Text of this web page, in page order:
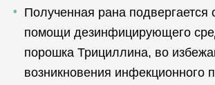
Полученная рана подвергается
помощи дезинфицирующего
порошка Трициллина, во
возникновения инфекционного